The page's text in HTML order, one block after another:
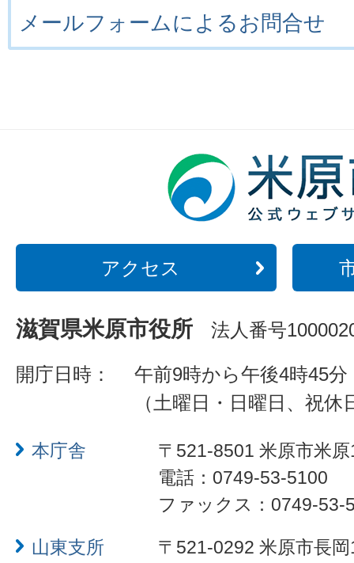
メールフォームによるお問合せ
アクセス
滋賀県米原市役所 法人番号
開庁日時：
午前9時から午後4時45分
（土曜日・日曜日、祝
本庁舎
〒521-8501 米原市米
電話：0749-53-5100
ファックス：0749-53-
山東支所
〒521-0292 米原市長